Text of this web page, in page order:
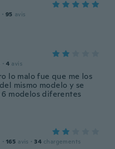
· 95 avis
· 4 avis
lo malo fue que me los
mismo modelo y se
modelos diferentes
· 165 avis · 34 chargements